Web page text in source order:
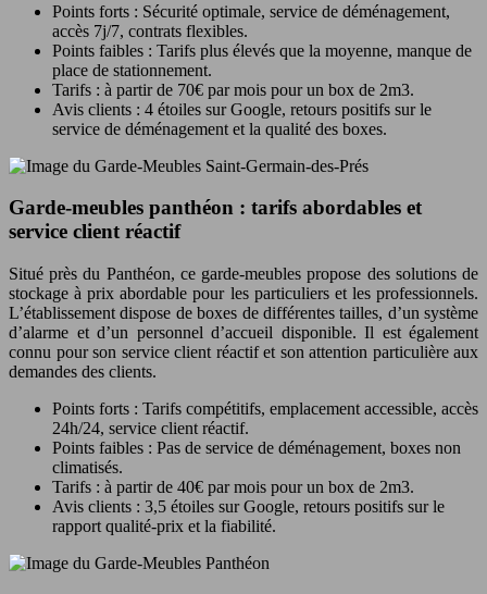
Points forts : Sécurité optimale, service de déménagement,
accès 7j/7, contrats flexibles.
Points faibles : Tarifs plus élevés que la moyenne, manque de
place de stationnement.
Tarifs : à partir de 70€ par mois pour un box de 2m3.
Avis clients : 4 étoiles sur Google, retours positifs sur le
service de déménagement et la qualité des boxes.
Garde-meubles panthéon : tarifs abordables et
service client réactif
Situé près du Panthéon, ce garde-meubles propose des solutions de
stockage à prix abordable pour les particuliers et les professionnels.
L’établissement dispose de boxes de différentes tailles, d’un système
d’alarme et d’un personnel d’accueil disponible. Il est également
connu pour son service client réactif et son attention particulière aux
demandes des clients.
Points forts : Tarifs compétitifs, emplacement accessible, accès
24h/24, service client réactif.
Points faibles : Pas de service de déménagement, boxes non
climatisés.
Tarifs : à partir de 40€ par mois pour un box de 2m3.
Avis clients : 3,5 étoiles sur Google, retours positifs sur le
rapport qualité-prix et la fiabilité.